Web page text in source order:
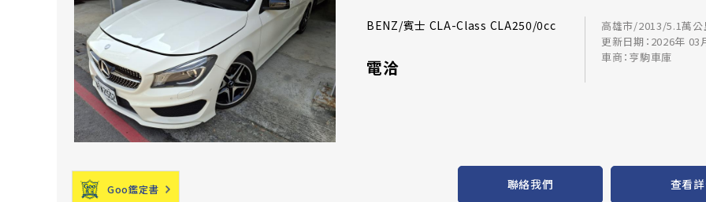
BENZ/賓士 CLA-Class CLA250/0cc
電洽
高雄市/2013/5.1萬公
更新日期：2026年 03
車商：亨駒車庫
Goo鑑定書 聯絡我們 查看